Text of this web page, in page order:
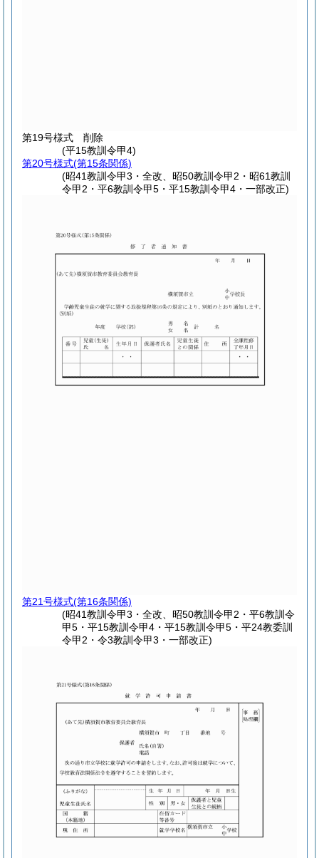
第19号様式 削除
(平15教訓令甲4)
第20号様式(第15条関係)
(昭41教訓令甲3・全改、昭50教訓令甲2・昭61教訓
令甲2・平6教訓令甲5・平15教訓令甲4・一部改正)
第21号様式(第16条関係)
(昭41教訓令甲3・全改、昭50教訓令甲2・平6教訓令
甲5・平15教訓令甲4・平15教訓令甲5・平24教委訓
令甲2・令3教訓令甲3・一部改正)